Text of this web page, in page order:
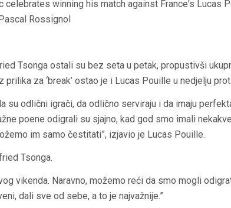
Tsonga ostali su bez seta u petak, propustivši
prilika za ‘break’ ostao je i Lucas Pouille u nedjelju
su odlični igrači, da odlično serviraju i da imaju
poene odigrali su sjajno, kad god smo imali
im samo čestitati”, izjavio je Lucas Pouille.
Tsonga.
vikenda. Naravno, možemo reći da smo mogli
dali sve od sebe, a to je najvažnije.”